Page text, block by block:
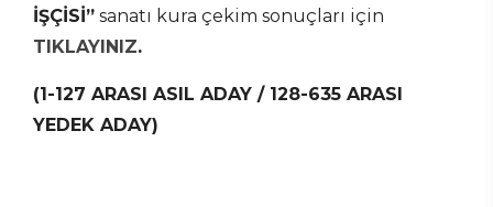
İŞÇİSİ” sanatı kura çekim sonuçları için
TIKLAYINIZ.
(1-127 ARASI ASIL ADAY / 128-635 ARASI
YEDEK ADAY)